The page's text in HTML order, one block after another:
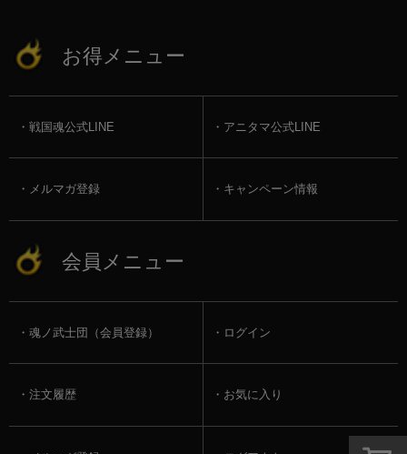
お得メニュー
戦国魂公式LINE アニタマ公式LINE
メルマガ登録 キャンペーン情報
会員メニュー
魂ノ武士団（会員登録） ログイン
注文履歴 お気に入り